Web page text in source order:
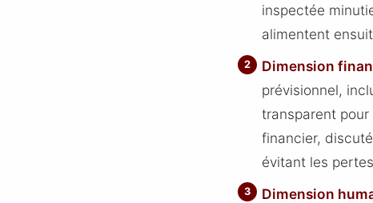
inspectée
alimentent
Dimension
prévisionnel,
transparent
financier,
évitant les
Dimension